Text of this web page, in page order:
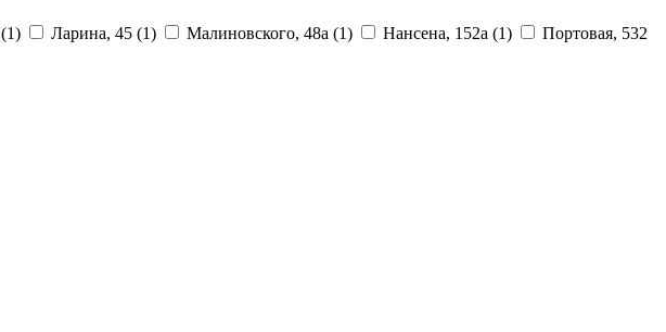
(1) Ларина, 45 (1) Малиновского, 48а (1) Нансена, 152а (1)
Портовая, 532